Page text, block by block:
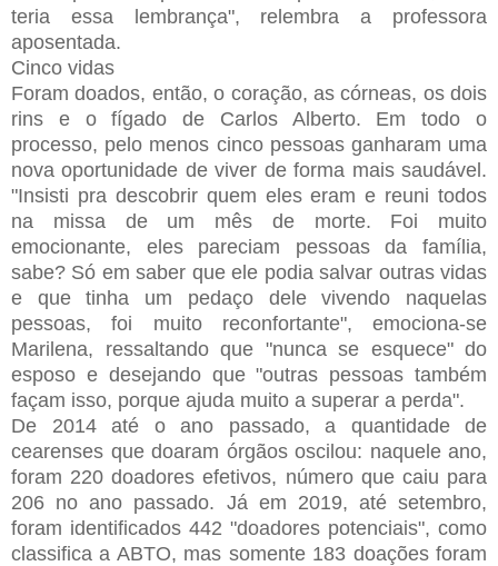
teria essa lembrança", relembra a professora
aposentada.
Cinco vidas
Foram doados, então, o coração, as córneas, os dois
rins e o fígado de Carlos Alberto. Em todo o
processo, pelo menos cinco pessoas ganharam uma
nova oportunidade de viver de forma mais saudável.
"Insisti pra descobrir quem eles eram e reuni todos
na missa de um mês de morte. Foi muito
emocionante, eles pareciam pessoas da família,
sabe? Só em saber que ele podia salvar outras vidas
e que tinha um pedaço dele vivendo naquelas
pessoas, foi muito reconfortante", emociona-se
Marilena, ressaltando que "nunca se esquece" do
esposo e desejando que "outras pessoas também
façam isso, porque ajuda muito a superar a perda".
De 2014 até o ano passado, a quantidade de
cearenses que doaram órgãos oscilou: naquele ano,
foram 220 doadores efetivos, número que caiu para
206 no ano passado. Já em 2019, até setembro,
foram identificados 442 "doadores potenciais", como
classifica a ABTO, mas somente 183 doações foram